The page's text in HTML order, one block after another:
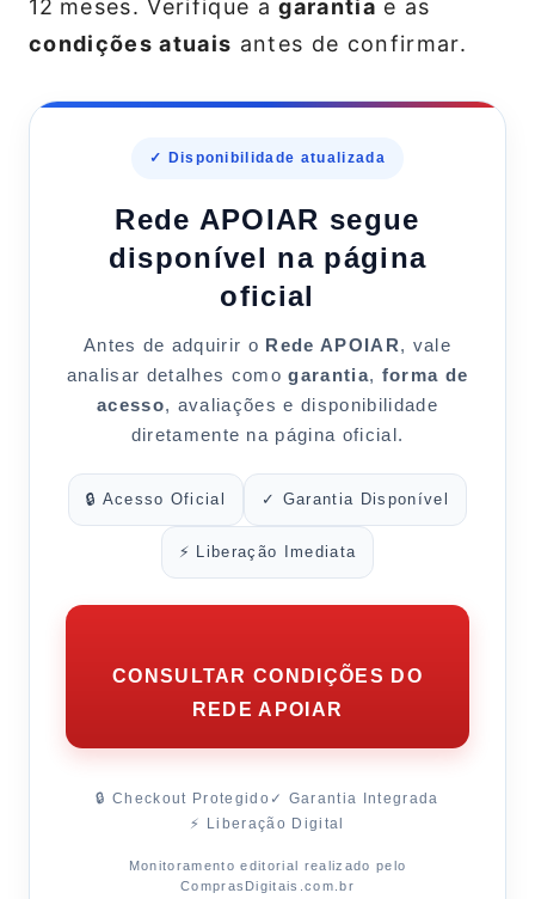
12 meses. Verifique agarantia e as
condições atuais antes de confirmar.
✓ Disponibilidade atualizada
Rede APOIAR segue
disponível na página
oficial
Antes de adquirir o Rede APOIAR, vale
analisar detalhes comogarantia, forma de
acesso, avaliações e disponibilidade
diretamente na página oficial.
🔒 Acesso Oficial ✓ Garantia Disponível
⚡ Liberação Imediata
CONSULTAR CONDIÇÕES DO
REDE APOIAR
🔒 Checkout Protegido ✓ Garantia Integrada
⚡ Liberação Digital
Monitoramento editorial realizado pelo
ComprasDigitais.com.br